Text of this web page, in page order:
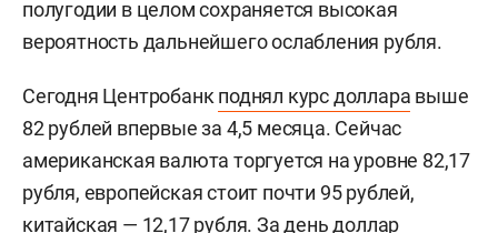
полугодии в целом сохраняется высокая
вероятность дальнейшего ослабления рубля.
Сегодня Центробанкподнял курс доллара выше
82 рублей впервые за 4,5 месяца. Сейчас
американская валюта торгуется на уровне 82,17
рубля, европейская стоит почти 95 рублей,
китайская — 12,17 рубля. За день доллар